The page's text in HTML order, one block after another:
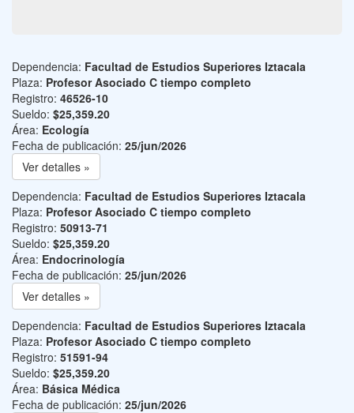
Dependencia: Facultad de Estudios Superiores Iztacala
Plaza: Profesor Asociado C tiempo completo
Registro: 46526-10
Sueldo: $25,359.20
Área: Ecología
Fecha de publicación: 25/jun/2026
Ver detalles »
Dependencia: Facultad de Estudios Superiores Iztacala
Plaza: Profesor Asociado C tiempo completo
Registro: 50913-71
Sueldo: $25,359.20
Área: Endocrinología
Fecha de publicación: 25/jun/2026
Ver detalles »
Dependencia: Facultad de Estudios Superiores Iztacala
Plaza: Profesor Asociado C tiempo completo
Registro: 51591-94
Sueldo: $25,359.20
Área: Básica Médica
Fecha de publicación: 25/jun/2026